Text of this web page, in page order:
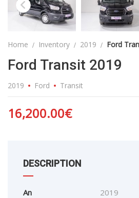
Home Inventory 2019 Ford
Ford Transit 2019
2019 Ford Transit
16,200.00€
DESCRIPTION
An
2019